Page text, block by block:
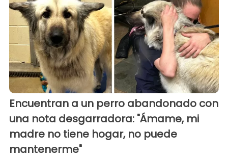
Encuentran a un perro abandonado con
una nota desgarradora: "Ámame, mi
madre no tiene hogar, no puede
mantenerme"